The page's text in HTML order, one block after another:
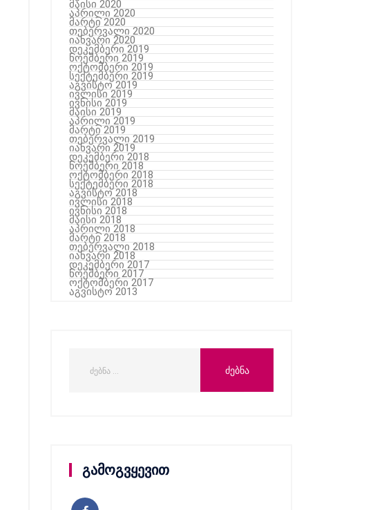
მაისი 2020
აპრილი 2020
მარტი 2020
თებერვალი 2020
იანვარი 2020
დეკემბერი 2019
ნოემბერი 2019
ოქტომბერი 2019
სექტემბერი 2019
აგვისტო 2019
ივლისი 2019
ივნისი 2019
მაისი 2019
აპრილი 2019
მარტი 2019
თებერვალი 2019
იანვარი 2019
დეკემბერი 2018
ნოემბერი 2018
ოქტომბერი 2018
სექტემბერი 2018
აგვისტო 2018
ივლისი 2018
ივნისი 2018
მაისი 2018
აპრილი 2018
მარტი 2018
თებერვალი 2018
იანვარი 2018
დეკემბერი 2017
ნოემბერი 2017
ოქტომბერი 2017
აგვისტო 2013
გამოგვყევით